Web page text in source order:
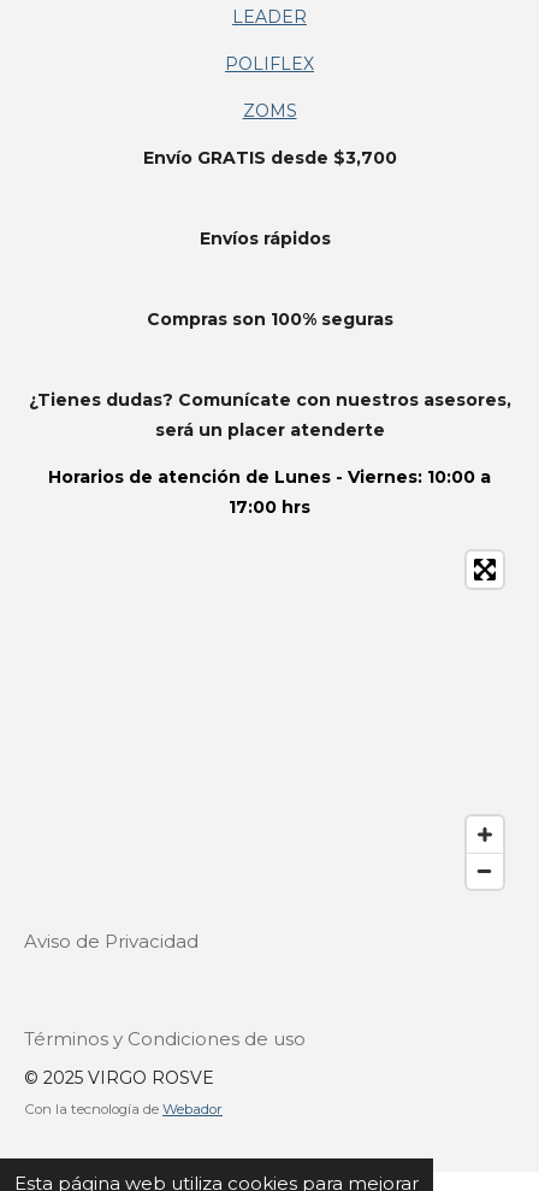
Esta página web utiliza cookies para mejorar
LEADER
POLIFLEX
ZOMS
Envío GRATIS desde $3,700
Envíos rápidos
Compras son 100% seguras
¿Tienes dudas? Comunícate con nuestros asesores,
será un placer atenderte
Horarios de atención de Lunes - Viernes: 10:00 a
17:00 hrs
Aviso de Privacidad
Términos y Condiciones de uso
© 2025 VIRGO ROSVE
Con la tecnología de Webador